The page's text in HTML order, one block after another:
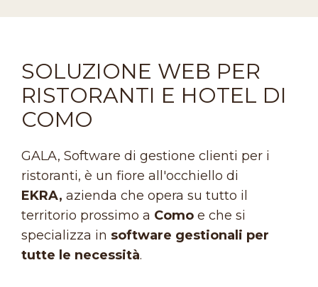
SOLUZIONE WEB PER
RISTORANTI E HOTEL DI
COMO
GALA, Software di gestione clienti per i
ristoranti, è un fiore all'occhiello di
EKRA, azienda che opera su tutto il
territorio prossimo a Como e che si
specializza in software gestionali per
tutte le necessità.